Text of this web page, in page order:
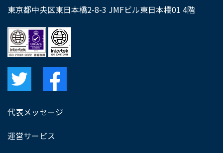
東京都中央区東日本橋2-8-3 JMFビル東日本橋01 4階
代表メッセージ
運営サービス